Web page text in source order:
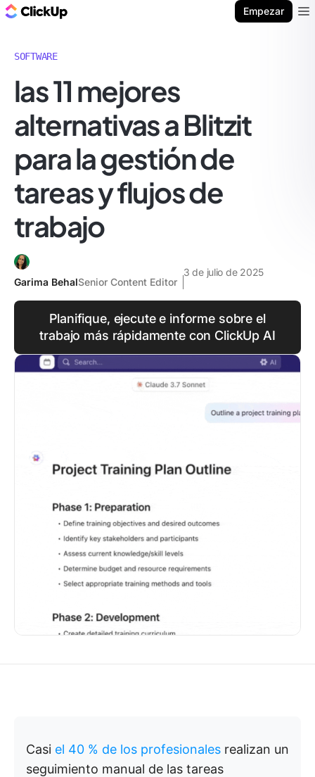
Empezar
SOFTWARE
las 11 mejores
alternativas a Blitzit
para la gestión de
tareas y flujos de
trabajo
Garima BehalSenior Content Editor
3 de julio de 2025
Planifique, ejecute e informe sobre el
trabajo más rápidamente con ClickUp AI
Casi el 40 % de los profesionales realizan un
seguimiento manual de las tareas